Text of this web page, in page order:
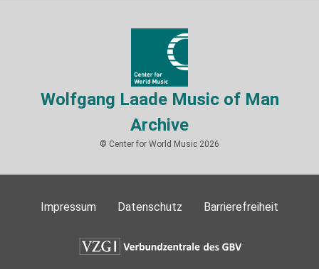
Wolfgang Laade Music of Man
Archive
© Center for World Music 2026
Impressum Datenschutz Barrierefreiheit